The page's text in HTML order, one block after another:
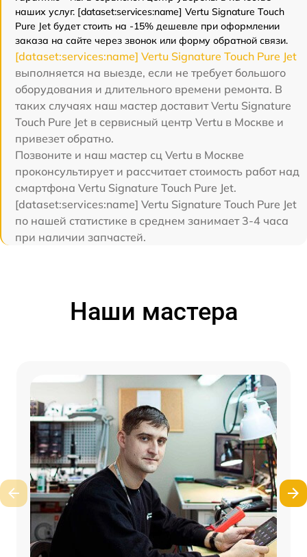
наших услуг. [dataset:services:name] Vertu Signature Touch
Pure Jet будет стоить на -15% дешевле при оформлении
заказа на сайте через звонок или форму обратной связи.
[dataset:services:name] Vertu Signature Touch Pure Jet
выполняется на выезде, если не требует большого
оборудования и длительного времени ремонта. В
таких случаях наш мастер доставит Vertu Signature
Touch Pure Jet в сервисный центр Vertu в Москве и
привезет обратно.
Позвоните и наш мастер сц Vertu в Москве
проконсультирует и рассчитает стоимость работ над
смартфона Vertu Signature Touch Pure Jet.
[dataset:services:name] Vertu Signature Touch Pure Jet
по нашей статистике в среднем занимает 3-4 часа
при наличии запчастей.
Наши мастера